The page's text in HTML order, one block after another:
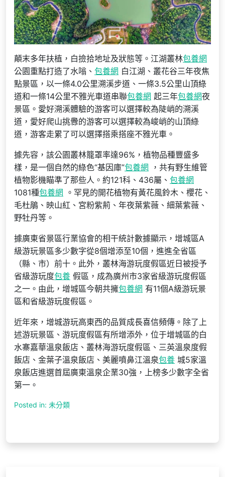
顛末多年扶植，白撿拾地址及狀態等。江湖叢林包養網
公園重點打造了水嗡、 包養網 白江湖、叢花谷三年夜焦
點景區，以一條4.0公里溯溪步道、一條3.5公里山頂綠
道和一條14公里不雅光車道串聯包養網 起三年包養網夜
景區。愛好溯溪體驗的游客可以選擇較為陡峭的溯溪
道，愛好爬山挑釁的游客可以選擇較為峻峭的山頂綠
道，游客走累了可以選擇搭乘搭座不雅光車。
據先容，該公園叢林籠罩率達96%，植物品種豐盛多
樣，是一個自然的綠色“基因庫”包養網 ，共有野生維管
植物影機瞄準了那些人。約121科、436屬、 包養網
1081種包養網 。罕見的開花植物有黃花風鈴木、櫻花、
毛杜鵑、映山紅、宮粉紫荊、年夜葉紫薇、細葉紫薇、
野牡丹等。
據廣東省景區行業協會的相干統計數據顯示，增城區A
級游玩景區多少數字從8個增添至10個，進進全省區
（縣、市）前十。此外，叢林海游玩度假區近日被授予
省級游玩度包養 假區，成為廣州市3家省級游玩度假區
之一。由此，增城區今朝共擁包養網 有11個A級游玩景
區和省級游玩度假區。
近年來，增城游玩高東西的品質成長喜信頻傳。除了上
述游玩景區、游玩度假區有所增添外，位于增城區的白
水寨嘉華溫泉飯店、叢林海游玩度假區、三英溫泉度假
飯店、金葉子溫泉飯店、美麗噴鼻江溫泉包養 城5家溫
泉飯店進選首屆廣東溫泉企業30強，上榜多少數字全省
第一。
Posted in: 未分類